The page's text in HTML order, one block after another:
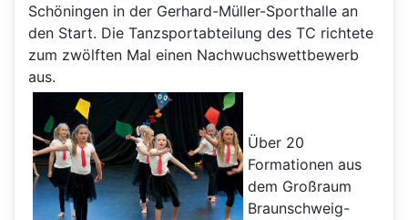
Schöningen in der Gerhard-Müller-Sporthalle an
den Start. Die Tanzsportabteilung des TC richtete
zum zwölften Mal einen Nachwuchswettbewerb
aus.
Über 20
Formationen aus
dem Großraum
Braunschweig-